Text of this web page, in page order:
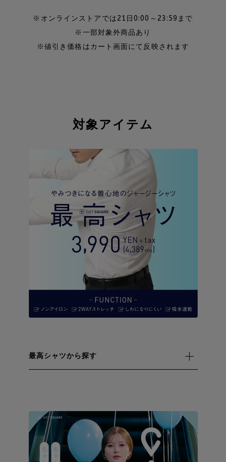
※オンラインストアでは21日0:00～23:59まで
※一部対象外商品あり
※値引き価格はカート画面にて反映されます
対象アイテム
最高シャツから探す